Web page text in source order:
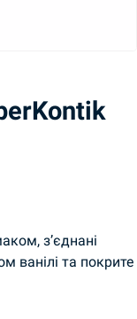
з’єднані
ванілі та покрите